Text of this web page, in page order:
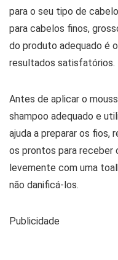
para o seu tipo de
para cabelos finos,
do produto adequado é
resultados satisfatórios.
Antes de aplicar o
shampoo adequado e
ajuda a preparar os fios,
os prontos para receber
levemente com uma
não danificá-los.
Publicidade